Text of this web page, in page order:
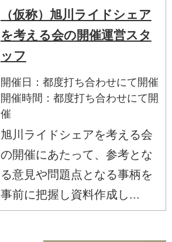
（仮称）旭川ライドシェア
を考える会の開催運営スタ
ッフ
開催日：都度打ち合わせにて開催
開催時間：都度打ち合わせにて開
催
旭川ライドシェアを考える会
の開催にあたって、参考とな
る意見や問題点となる事柄を
事前に把握し資料作成し...